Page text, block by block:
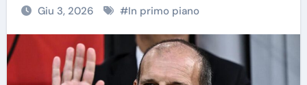
Giu 3, 2026 #In primo piano